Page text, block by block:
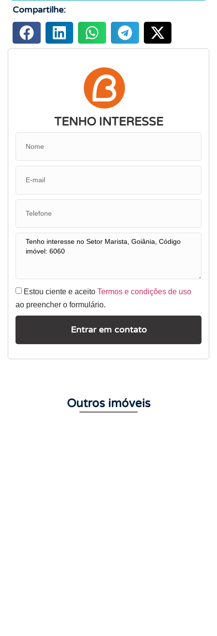
Compartilhe:
TENHO INTERESSE
Estou ciente e aceito Termos e condições de uso
ao preencher o formulário.
Entrar em contato
Outros imóveis